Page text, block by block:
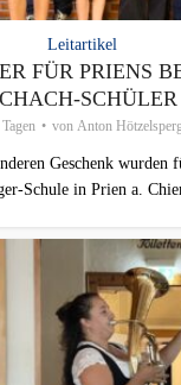
Leitartikel
FÜR PRIENS
SCHÜLER
von Anton
Geschenk wurden
Schule in Prien a.